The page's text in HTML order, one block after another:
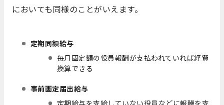
においても同様のことがいえます。
定期同額給与
毎月固定額の役員報酬が支払われていれば経費
換算できる
事前画定届出給与